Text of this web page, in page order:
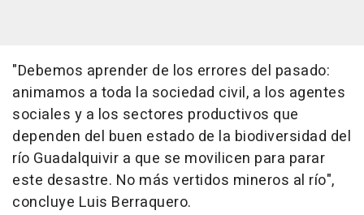
"Debemos aprender de los errores del pasado:
animamos a toda la sociedad civil, a los agentes
sociales y a los sectores productivos que
dependen del buen estado de la biodiversidad del
río Guadalquivir a que se movilicen para parar
este desastre. No más vertidos mineros al río",
concluye Luis Berraquero.